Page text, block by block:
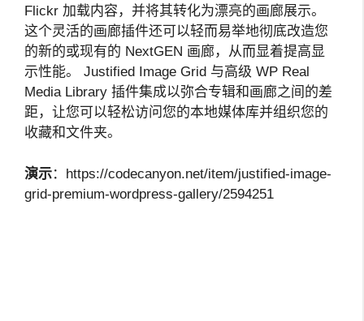
Flickr 加载内容，并将其转化为漂亮的画廊展示。
这个灵活的画廊插件还可以轻而易举地彻底改造您
的新的或现有的 NextGEN 画廊，从而显着提高显
示性能。 Justified Image Grid 与高级 WP Real
Media Library 插件集成以弥合专辑和画廊之间的差
距，让您可以轻松访问您的本地媒体库并组织您的
收藏和文件夹。
演示：https://codecanyon.net/item/justified-image-
grid-premium-wordpress-gallery/2594251